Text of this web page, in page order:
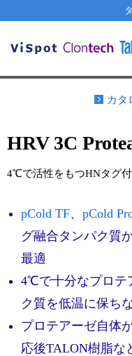
機能解析・サイレンシン
PCR・等温増幅
リアルタイムPCR（
サンプル請求
テクニカルサポートライン
その他 ライセンスに関す
遺伝子組換え生物該当製品
研究支援ツール
Cut-Site Navigator 制限酵素
In-Fusion Cloning プラ
抗体検索サイト
リアルタイムPCR （インタ
プライマー検索・注文
リアルタイムPCR（プロー
機器ソフトウェア・ベク
ラーニングセンター
実験ガイド
リアルタイムPCR実験
カタ
HRV 3C
4℃で活性をもつHNタグ
pCold TF、 pCold
グ融合タンパク質
最適
4℃で十分なプロテ
ク質を低温に保ち
プロテアーゼ自体
応後TALON樹脂な